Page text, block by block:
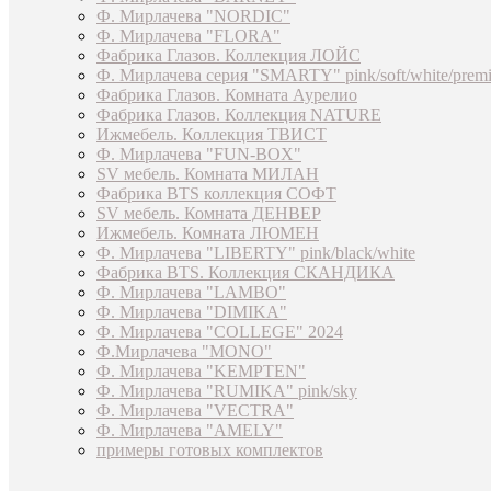
Ф. Мирлачева "NORDIC"
Ф. Мирлачева "FLORA"
Фабрика Глазов. Коллекция ЛОЙС
Ф. Мирлачева серия "SMARTY" pink/soft/white/
Фабрика Глазов. Комната Аурелио
Фабрика Глазов. Коллекция NATURE
Ижмебель. Коллекция ТВИСТ
Ф. Мирлачева "FUN-BOX"
SV мебель. Комната МИЛАН
Фабрика BTS коллекция СОФТ
SV мебель. Комната ДЕНВЕР
Ижмебель. Комната ЛЮМЕН
Ф. Мирлачева "LIBERTY" pink/black/white
Фабрика BTS. Коллекция СКАНДИКА
Ф. Мирлачева "LAMBO"
Ф. Мирлачева "DIMIKA"
Ф. Мирлачева "COLLEGE" 2024
Ф.Мирлачева "MONO"
Ф. Мирлачева "KEMPTEN"
Ф. Мирлачева "RUMIKA" pink/sky
Ф. Мирлачева "VECTRA"
Ф. Мирлачева "AMELY"
примеры готовых комплектов